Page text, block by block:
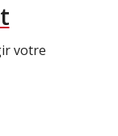
votre